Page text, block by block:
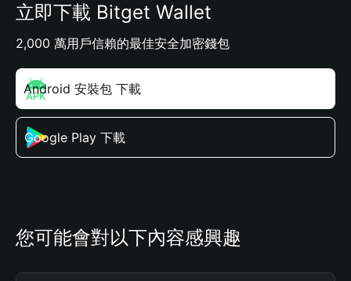
立即下載 Bitget Wallet
2,000 萬用戶信賴的最佳安全加密錢包
Android 安裝包 下載
Google Play 下載
您可能會對以下內容感興趣